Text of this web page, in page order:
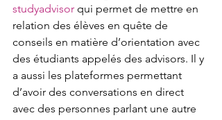
studyadvisor qui permet de mettre en
relation des élèves en quête de
conseils en matière d’orientation avec
des étudiants appelés des advisors. Il y
a aussi les plateformes permettant
d’avoir des conversations en direct
avec des personnes parlant une autre